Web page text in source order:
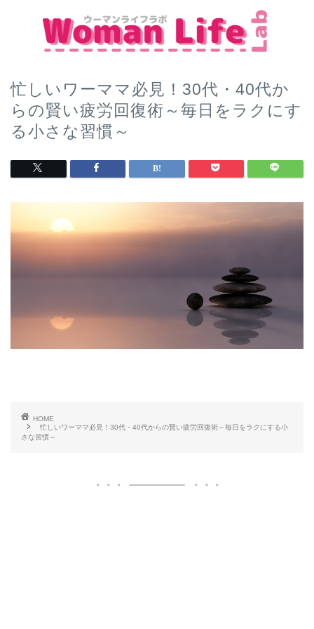
忙しいワーママ必見！30代・40代か
らの賢い疲労回復術～毎日をラクにす
る小さな習慣～
HOME
忙しいワーママ必見！30代・40代からの賢い疲労回復術～毎日をラクにする小
さな習慣～